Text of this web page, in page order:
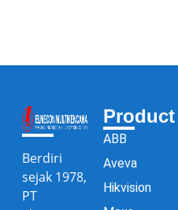
Berdiri
sejak 1978,
PT
Product
ABB
Aveva
Hikvision